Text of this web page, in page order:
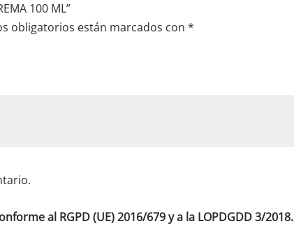
100 ML”
obligatorios están marcados con*
al RGPD (UE) 2016/679 y a la LOPDGDD 3/2018.